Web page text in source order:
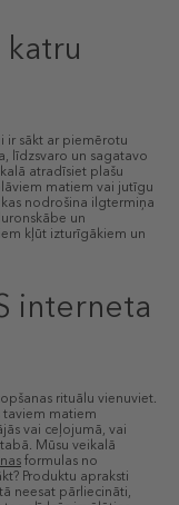
katru
ir sākt ar piemērotu
līdzsvaro un sagatavo
atradīsiet plašu
matiem vai jutīgu
kas nodrošina ilgtermiņa
un
kļūt izturīgākiem un
interneta
rituālu vienuviet.
taviem matiem
vai ceļojumā, vai
Mūsu veikalā
formulas no
Produktu apraksti
neesat pārliecināti,